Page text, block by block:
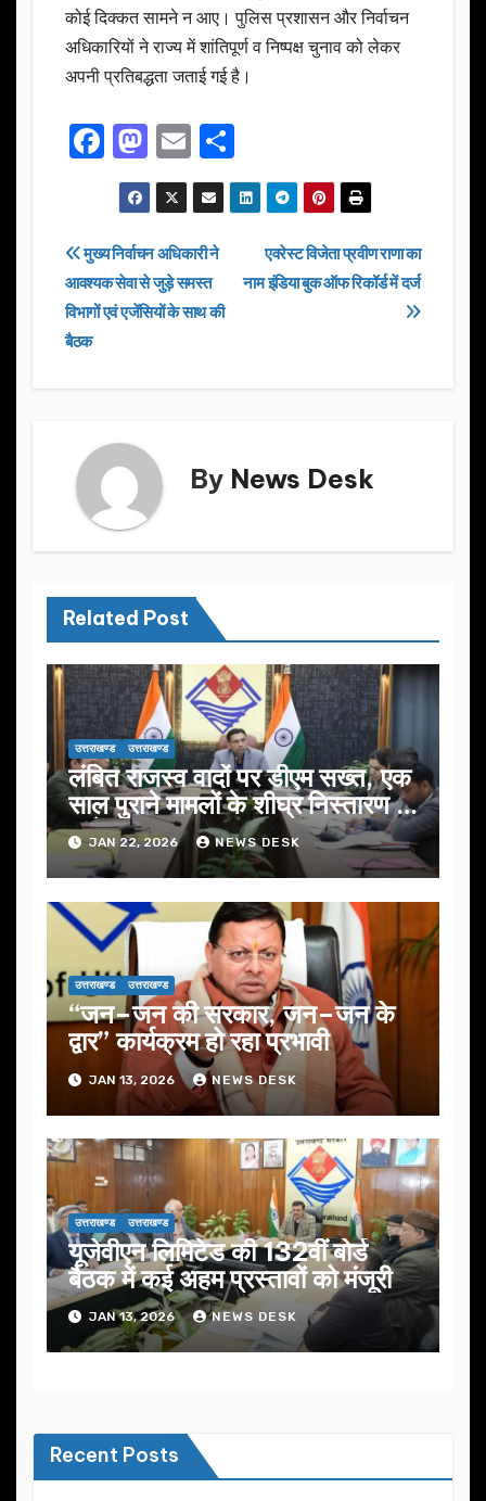
कोई दिक्कत सामने न आए। पुलिस प्रशासन और निर्वाचन
अधिकारियों ने राज्य में शांतिपूर्ण व निष्पक्ष चुनाव को लेकर
अपनी प्रतिबद्धता जताई गई है।
F
a
c
e
b
o
k
M
a
st
o
d
o
E
m
ail
h
ar
Post
navigation
एवरेस्ट विजेता प्रवीण राणा का
नाम इंडिया बुक ऑफ रिकॉर्ड में दर्ज
मुख्य निर्वाचन अधिकारी ने
आवश्यक सेवा से जुड़े समस्त
विभागों एवं एजेंसियों के साथ की
बैठक
By News Desk
Related Post
उत्तराखण्ड उत्तराखण्ड
लंबित राजस्व वादों पर डीएम सख्त, एक
साल पुराने मामलों के शीघ्र निस्तारण के
आदेश…
JAN 22, 2026 NEWS DESK
उत्तराखण्ड उत्तराखण्ड
“जन–जन की सरकार, जन–जन के
द्वार” कार्यक्रम हो रहा प्रभावी
JAN 13, 2026 NEWS DESK
उत्तराखण्ड उत्तराखण्ड
यूजेवीएन लिमिटेड की 132वीं बोर्ड
बैठक में कई अहम प्रस्तावों को मंजूरी
JAN 13, 2026 NEWS DESK
Recent Posts